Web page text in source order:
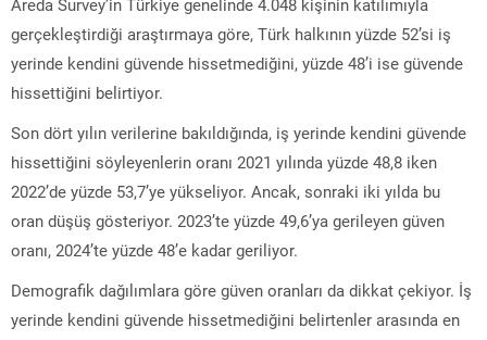
gerçekleştirdiği araştırmaya göre, Türk halkının yüzde 52’si iş
yerinde kendini güvende hissetmediğini, yüzde 48’i ise güvende
hissettiğini belirtiyor.
Son dört yılın verilerine bakıldığında, iş yerinde kendini güvende
hissettiğini söyleyenlerin oranı 2021 yılında yüzde 48,8 iken
2022’de yüzde 53,7’ye yükseliyor. Ancak, sonraki iki yılda bu
oran düşüş gösteriyor. 2023’te yüzde 49,6’ya gerileyen güven
oranı, 2024’te yüzde 48’e kadar geriliyor.
Demografik dağılımlara göre güven oranları da dikkat çekiyor. İş
yerinde kendini güvende hissetmediğini belirtenler arasında en